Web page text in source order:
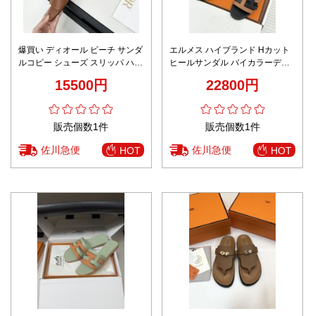
爆買い ディオール ビーチ サンダ
ルコピー シューズ スリッパ ハイ
ディ ブラウン15500円
販売個数1件
佐川急便 HOT
エルメス ハイブランド Hカット
ヒールサンダル バイカラーデザ
22800円
販売個数1件
佐川急便 HOT